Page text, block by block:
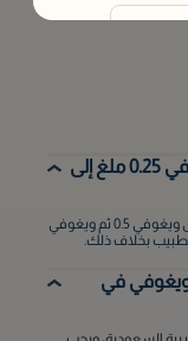
17. هل يمكن الانتقال مباشرة من ويغوفي 0.25 ملغ إلى
لا، يجب زيادة الجرعات تدريجيًا من ويغوفي 0.25 ملغ إلى ويغوفي 0.5 ثم ويغوفي
ويغوفي في